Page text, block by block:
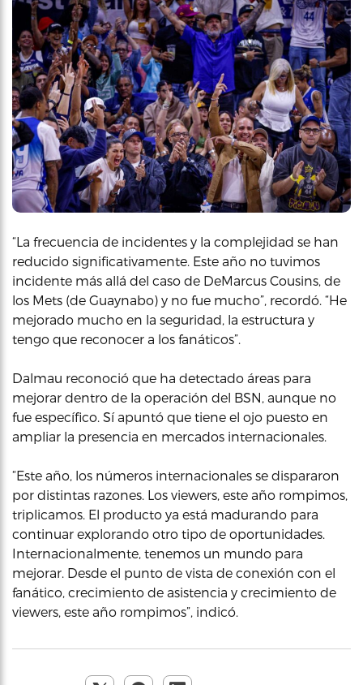
“La frecuencia de incidentes y la complejidad se han
reducido significativamente. Este año no tuvimos
incidente más allá del caso de DeMarcus Cousins, de
los Mets (de Guaynabo) y no fue mucho”, recordó. “He
mejorado mucho en la seguridad, la estructura y
tengo que reconocer a los fanáticos”.
Dalmau reconoció que ha detectado áreas para
mejorar dentro de la operación del BSN, aunque no
fue específico. Sí apuntó que tiene el ojo puesto en
ampliar la presencia en mercados internacionales.
“Este año, los números internacionales se dispararon
por distintas razones. Los viewers, este año rompimos,
triplicamos. El producto ya está madurando para
continuar explorando otro tipo de oportunidades.
Internacionalmente, tenemos un mundo para
mejorar. Desde el punto de vista de conexión con el
fanático, crecimiento de asistencia y crecimiento de
viewers, este año rompimos”, indicó.